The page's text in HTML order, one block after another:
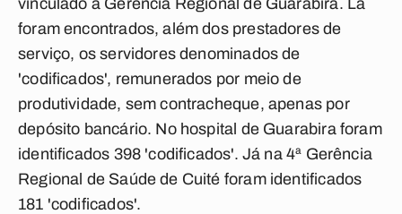
vinculado à Gerência Regional de Guarabira. Lá
foram encontrados, além dos prestadores de
serviço, os servidores denominados de
'codificados', remunerados por meio de
produtividade, sem contracheque, apenas por
depósito bancário. No hospital de Guarabira foram
identificados 398 'codificados'. Já na 4ª Gerência
Regional de Saúde de Cuité foram identificados
181 'codificados'.